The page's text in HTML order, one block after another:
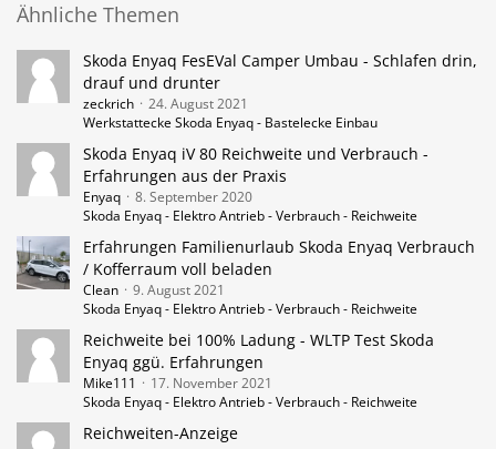
Ähnliche Themen
Skoda Enyaq FesEVal Camper Umbau - Schlafen drin,
drauf und drunter
zeckrich
24. August 2021
Werkstattecke Skoda Enyaq - Bastelecke Einbau
Skoda Enyaq iV 80 Reichweite und Verbrauch -
Erfahrungen aus der Praxis
Enyaq
8. September 2020
Skoda Enyaq - Elektro Antrieb - Verbrauch - Reichweite
Erfahrungen Familienurlaub Skoda Enyaq Verbrauch
/ Kofferraum voll beladen
Clean
9. August 2021
Skoda Enyaq - Elektro Antrieb - Verbrauch - Reichweite
Reichweite bei 100% Ladung - WLTP Test Skoda
Enyaq ggü. Erfahrungen
Mike111
17. November 2021
Skoda Enyaq - Elektro Antrieb - Verbrauch - Reichweite
Reichweiten-Anzeige